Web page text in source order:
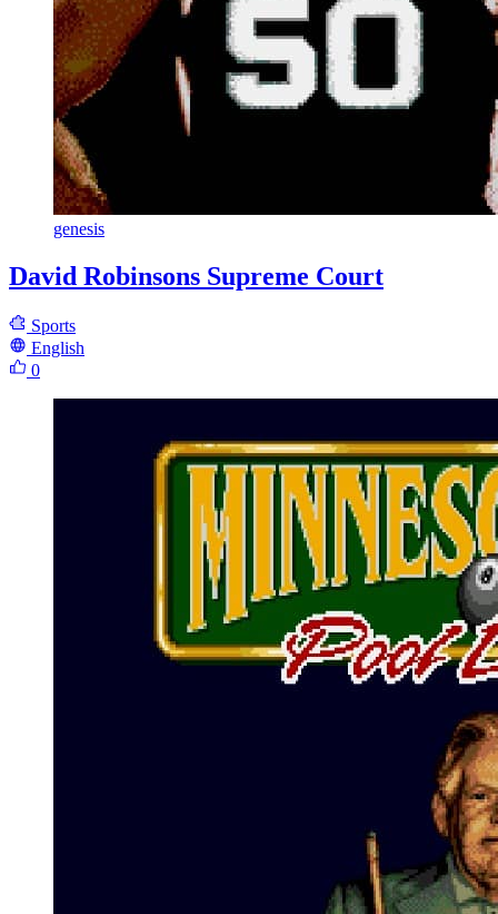
genesis
David Robinsons Supreme Court
Sports
English
0